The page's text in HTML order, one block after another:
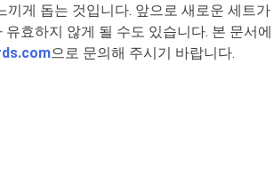
게 돕는 것입니다. 앞으로 새로운 세트가
효하지 않게 될 수도 있습니다. 본 문서에
으로 문의해 주시기 바랍니다.